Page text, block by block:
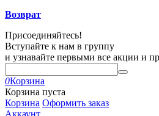
Возврат
Присоединяйтесь!
Вступайте к нам в группу
и узнавайте первыми все акции и
0Корзина
Корзина пуста
Корзина Оформить заказ
Аккаунт